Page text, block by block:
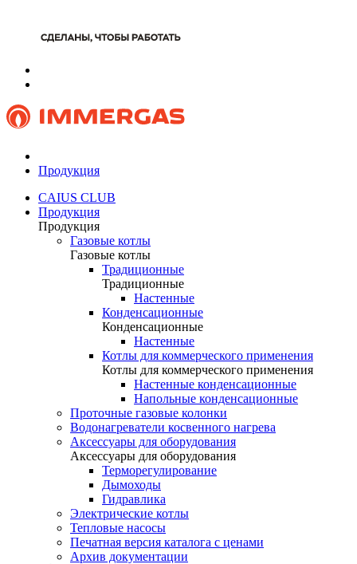
Продукция
CAIUS CLUB
Продукция
Продукция
Газовые котлы
Газовые котлы
Традиционные
Традиционные
Настенные
Конденсационные
Конденсационные
Настенные
Котлы для коммерческого применения
Котлы для коммерческого применения
Настенные конденсационные
Напольные конденсационные
Проточные газовые колонки
Водонагреватели косвенного нагрева
Аксессуары для оборудования
Аксессуары для оборудования
Терморегулирование
Дымоходы
Гидравлика
Электрические котлы
Тепловые насосы
Печатная версия каталога с ценами
Архив документации